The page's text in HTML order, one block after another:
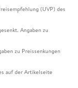
(UVP) des
Angaben zu
zu Preissenkungen
auf der Artikelseite